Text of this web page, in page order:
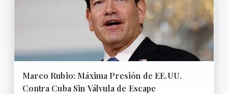
Marco Rubio: Máxima Presión de EE.UU.
Contra Cuba Sin Válvula de Escape